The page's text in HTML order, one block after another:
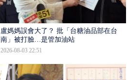
盧媽媽誤會大了？ 批「台糖油品部在台
南」被打臉…是管加油站
2026-08-03 22:51